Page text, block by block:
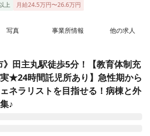
上 月給24.5万円〜26.6万円
写真 事業所情報 他の求人
》田主丸駅徒歩5分！【教育体制充
★24時間託児所あり】急性期から
ネラリストを目指せる！病棟と外
♪